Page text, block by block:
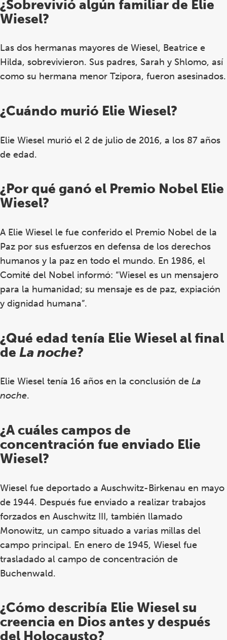
¿Sobrevivió algún familiar de Elie
Wiesel?
Las dos hermanas mayores de Wiesel, Beatrice e
Hilda, sobrevivieron. Sus padres, Sarah y Shlomo, así
como su hermana menor Tzipora, fueron asesinados.
¿Cuándo murió Elie Wiesel?
Elie Wiesel murió el 2 de julio de 2016, a los 87 años
de edad.
¿Por qué ganó el Premio Nobel Elie
Wiesel?
A Elie Wiesel le fue conferido el Premio Nobel de la
Paz por sus esfuerzos en defensa de los derechos
humanos y la paz en todo el mundo. En 1986, el
Comité del Nobel informó: “Wiesel es un mensajero
para la humanidad; su mensaje es de paz, expiación
y dignidad humana”.
¿Qué edad tenía Elie Wiesel al final
de La noche?
Elie Wiesel tenía 16 años en la conclusión de La
noche.
¿A cuáles campos de
concentración fue enviado Elie
Wiesel?
Wiesel fue deportado a Auschwitz-Birkenau en mayo
de 1944. Después fue enviado a realizar trabajos
forzados en Auschwitz III, también llamado
Monowitz, un campo situado a varias millas del
campo principal. En enero de 1945, Wiesel fue
trasladado al campo de concentración de
Buchenwald.
¿Cómo describía Elie Wiesel su
creencia en Dios antes y después
del Holocausto?